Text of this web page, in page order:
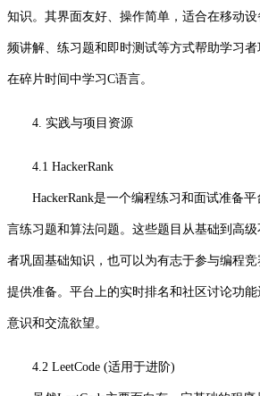
知识。其界面友好、操作简单，适合在移动
频讲解、练习题和即时测试等方式帮助学习
在碎片时间中学习C语言。
4. 实践与项目资源
4.1 HackerRank
HackerRank是一个编程练习和面试准备平
言练习题和算法问题。这些题目从基础到高
者巩固基础知识，也可以为有志于参与编程
提供准备。平台上的实时排名和社区讨论功
意识和交流欲望。
4.2 LeetCode (适用于进阶)